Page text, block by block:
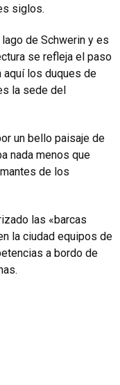
siglos.
de Schwerin y es
se refleja el paso
aquí los duques de
la sede del
un bello paisaje de
nada menos que
de los
las «barcas
la ciudad equipos de
a bordo de